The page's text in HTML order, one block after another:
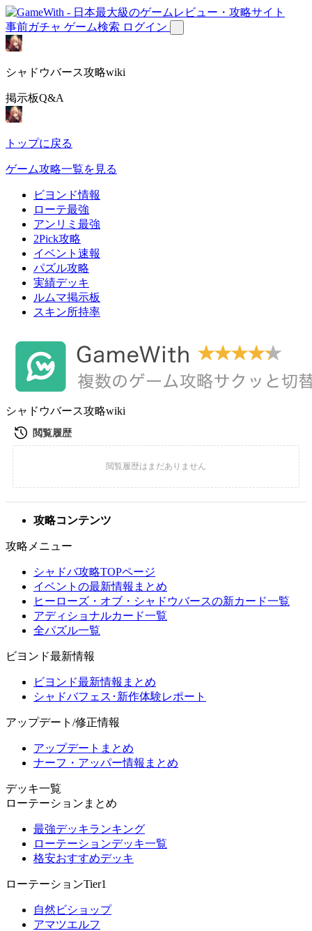
事前ガチャ ゲーム検索 ログイン
シャドウバース攻略wiki
掲示板Q&A
トップに戻る
ゲーム攻略一覧を見る
ビヨンド情報
ローテ最強
アンリミ最強
2Pick攻略
イベント速報
パズル攻略
実績デッキ
ルムマ掲示板
スキン所持率
シャドウバース攻略wiki
攻略コンテンツ
攻略メニュー
シャドバ攻略TOPページ
イベントの最新情報まとめ
ヒーローズ・オブ・シャドウバースの新カード一覧
アディショナルカード一覧
全パズル一覧
ビヨンド最新情報
ビヨンド最新情報まとめ
シャドバフェス･新作体験レポート
アップデート/修正情報
アップデートまとめ
ナーフ・アッパー情報まとめ
デッキ一覧
ローテーションまとめ
最強デッキランキング
ローテーションデッキ一覧
格安おすすめデッキ
ローテーションTier1
自然ビショップ
アマツエルフ